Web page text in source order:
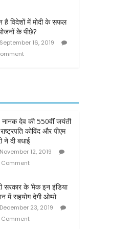
है विदेशों में मोदी के सफल
के पीछे?
September 16, 2019
देव की 550वीं जयंती
कोविंद और पीएम
ने दी बधाई
November 12, 2019
Comment
सरकार के ‘मेक इन इंडिया
में सहयोग देगी ओप्पो
December 23, 2019
Comment